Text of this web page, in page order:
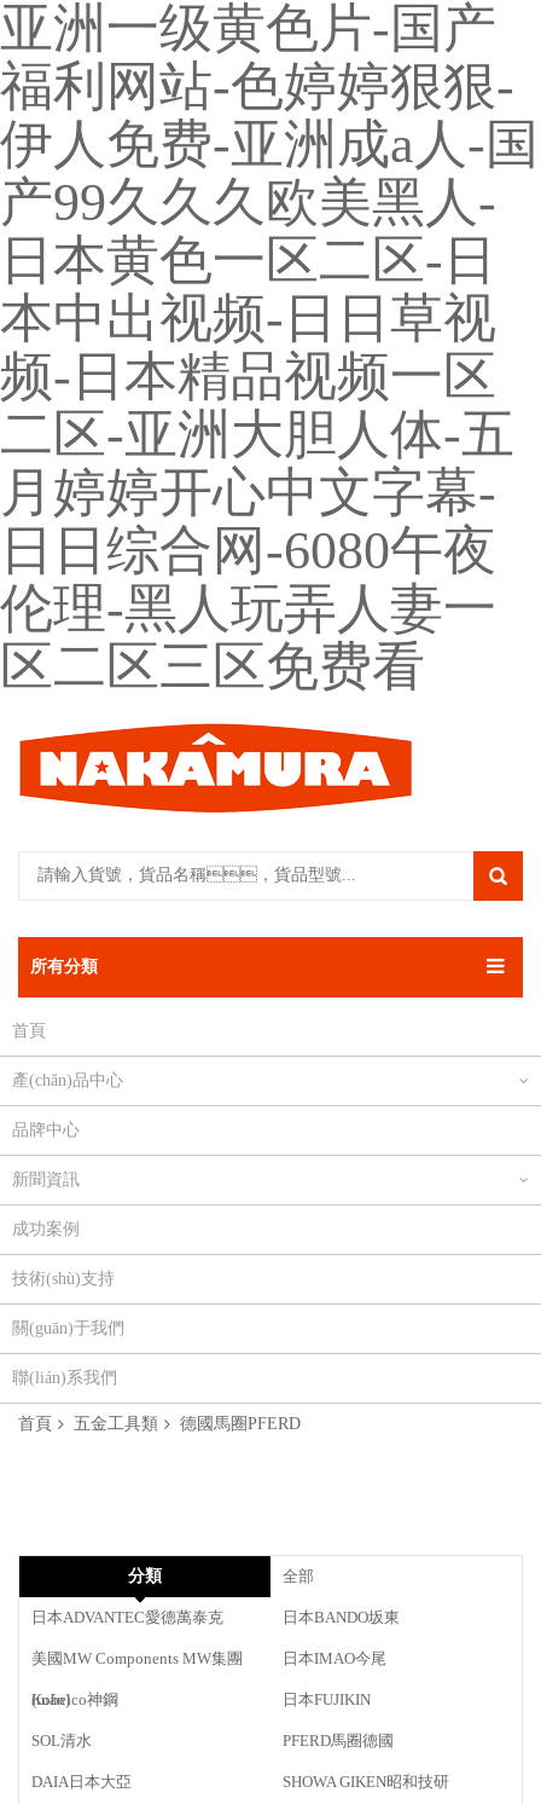
亚洲一级黄色片-国产
福利网站-色婷婷狠狠-
伊人免费-亚洲成a人-国
产99久久久欧美黑人-
日本黄色一区二区-日
本中出视频-日日草视
频-日本精品视频一区
二区-亚洲大胆人体-五
月婷婷开心中文字幕-
日日综合网-6080午夜
伦理-黑人玩弄人妻一
区二区三区免费看
所有分類
首頁
產(chǎn)品中心
品牌中心
新聞資訊
成功案例
技術(shù)支持
關(guān)于我們
聯(lián)系我們
首頁 五金工具類 德國馬圈PFERD
分類 全部
日本ADVANTEC愛德萬泰克 日本BANDO坂東
美國MW Components MW集團
(tuán)
日本IMAO今尾
Kobelco神鋼 日本FUJIKIN
SOL清水 PFERD馬圈德國
DAIA日本大亞 SHOWA GIKEN昭和技研